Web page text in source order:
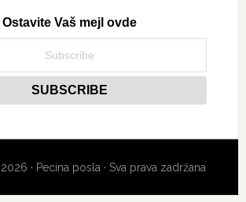
Ostavite Vaš mejl ovde
· Pecina posla · Sva prava zadržana